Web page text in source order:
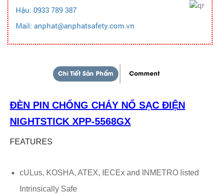
Hậu: 0933 789 387
Mail: anphat@anphatsafety.com.vn
Chi Tiết Sản Phẩm Comment
ĐÈN PIN CHỐNG CHÁY NỔ SẠC ĐIỆN
NIGHTSTICK XPP-5568GX
FEATURES
cULus, KOSHA, ATEX, IECEx and INMETRO listed
Intrinsically Safe